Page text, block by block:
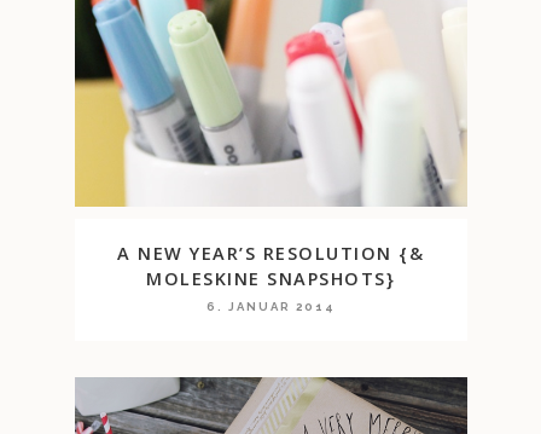
A NEW YEAR’S RESOLUTION {&
MOLESKINE SNAPSHOTS}
6. JANUAR 2014